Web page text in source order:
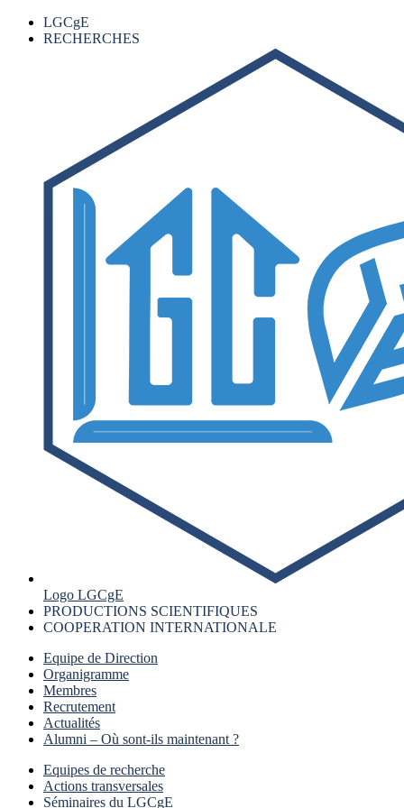
LGCgE
RECHERCHES
Logo LGCgE
PRODUCTIONS SCIENTIFIQUES
COOPERATION INTERNATIONALE
Equipe de Direction
Organigramme
Membres
Recrutement
Actualités
Alumni – Où sont-ils maintenant ?
Equipes de recherche
Actions transversales
Séminaires du LGCgE